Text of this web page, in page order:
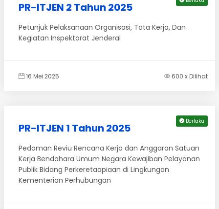
PR-ITJEN 2 Tahun 2025
Petunjuk Pelaksanaan Organisasi, Tata Kerja, Dan
Kegiatan Inspektorat Jenderal
16 Mei 2025 600 x Dilihat
Berlaku
PR-ITJEN 1 Tahun 2025
Pedoman Reviu Rencana Kerja dan Anggaran Satuan
Kerja Bendahara Umum Negara Kewajiban Pelayanan
Publik Bidang Perkeretaapiaan di Lingkungan
Kementerian Perhubungan